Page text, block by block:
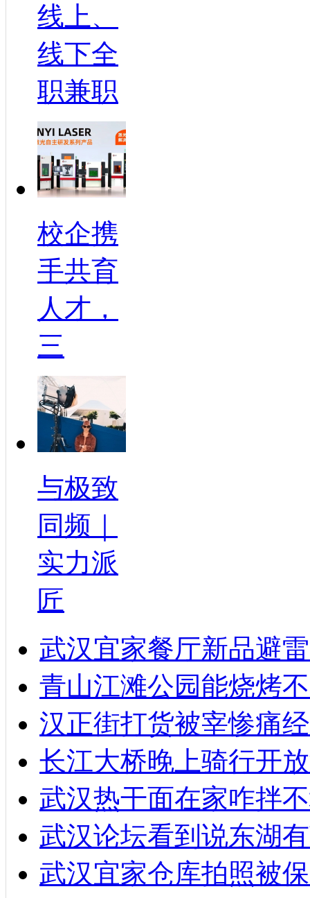
线上、
线下全
职兼职
校企携
手共育
人才，
三
与极致
同频｜
实力派
匠
武汉宜家餐厅新品避
青山江滩公园能烧烤
汉正街打货被宰惨痛
长江大桥晚上骑行开
武汉热干面在家咋拌
武汉论坛看到说东湖
武汉宜家仓库拍照被